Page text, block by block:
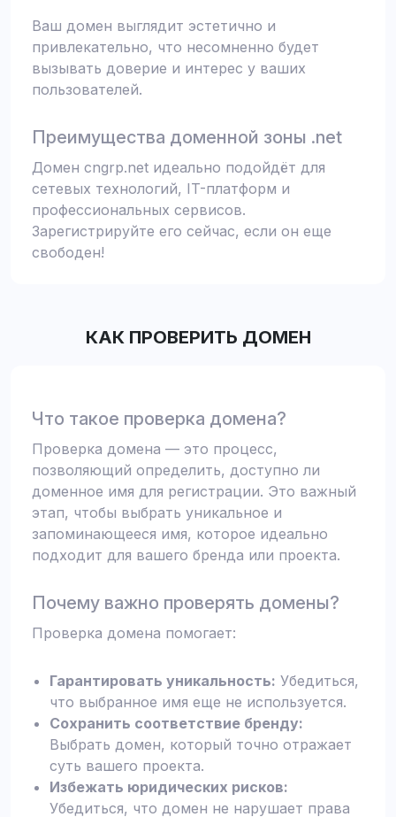
Ваш домен выглядит эстетично и
привлекательно, что несомненно будет
вызывать доверие и интерес у ваших
пользователей.
Преимущества доменной зоны .net
Домен cngrp.net идеально подойдёт для
сетевых технологий, IT-платформ и
профессиональных сервисов.
Зарегистрируйте его сейчас, если он еще
свободен!
КАК ПРОВЕРИТЬ ДОМЕН
Что такое проверка домена?
Проверка домена — это процесс,
позволяющий определить, доступно ли
доменное имя для регистрации. Это важный
этап, чтобы выбрать уникальное и
запоминающееся имя, которое идеально
подходит для вашего бренда или проекта.
Почему важно проверять домены?
Проверка домена помогает:
Гарантировать уникальность: Убедиться,
что выбранное имя еще не используется.
Сохранить соответствие бренду:
Выбрать домен, который точно отражает
суть вашего проекта.
Избежать юридических рисков:
Убедиться, что домен не нарушает права